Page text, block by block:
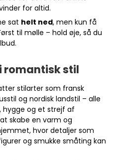
for altid.
sat helt ned, men kun få
til mølle – hold øje, så du
romantisk stil
stilarter som fransk
og nordisk landstil – alle
og et strejf af
skabe en varm og
hvor detaljer som
og smukke småting kan